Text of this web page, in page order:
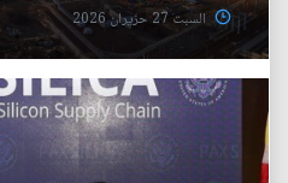
السبت 27 حزيران 2026